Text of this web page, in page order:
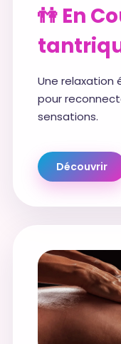
👫 En
Une relaxation
pour
sensations.
Découvrir